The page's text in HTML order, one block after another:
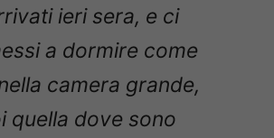
ieri sera, e ci
a dormire come
camera grande,
quella dove sono